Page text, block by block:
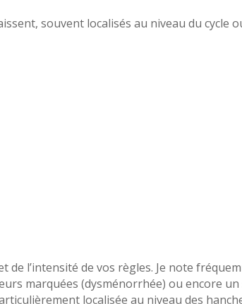
souvent localisés au niveau du cycle
l’intensité de vos règles. Je note
marquées (dysménorrhée) ou encore
localisée au niveau des